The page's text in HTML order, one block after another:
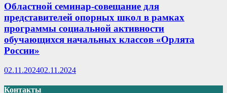
Областной семинар-совещание для
представителей опорных школ в рамках
программы социальной активности
обучающихся начальных классов «Орлята
России»
02.11.202402.11.2024
Контакты